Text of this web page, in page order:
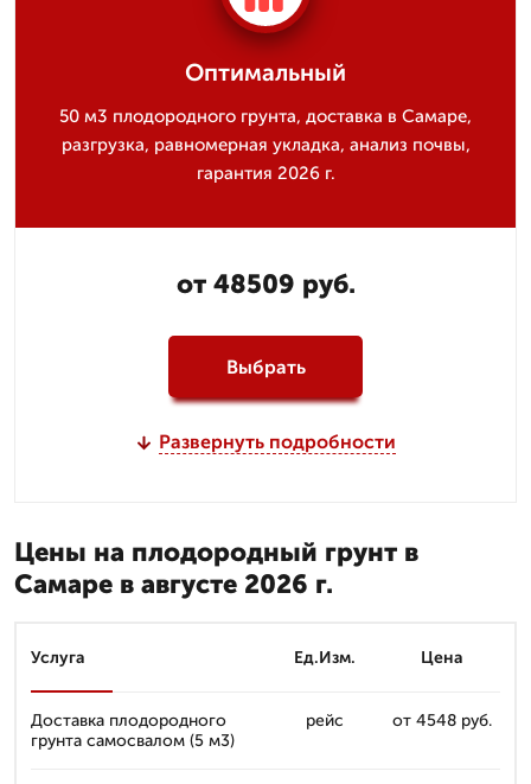
Оптимальный
50 м3 плодородного грунта, доставка в Самаре,
разгрузка, равномерная укладка, анализ почвы,
гарантия 2026 г.
от 48509 руб.
Выбрать
Развернуть подробности
Цены на плодородный грунт в
Самаре в августе 2026 г.
Услуга Ед.Изм. Цена
Доставка плодородного
грунта самосвалом (5 м3)
рейс от 4548 руб.